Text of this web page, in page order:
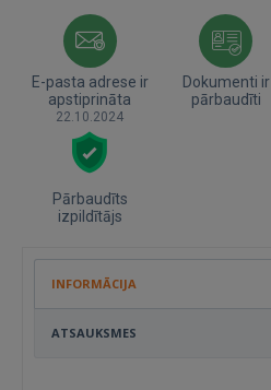
E-pasta adrese ir
apstiprināta
22.10.2024
Dokumenti ir
pārbaudīti
Pārbaudīts
izpildītājs
INFORMĀCIJA
ATSAUKSMES